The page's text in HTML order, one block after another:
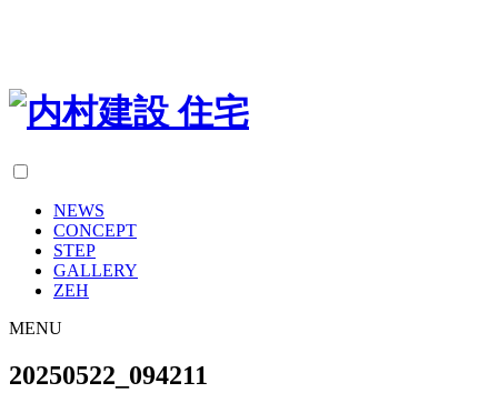
NEWS
CONCEPT
STEP
GALLERY
ZEH
MENU
20250522_094211